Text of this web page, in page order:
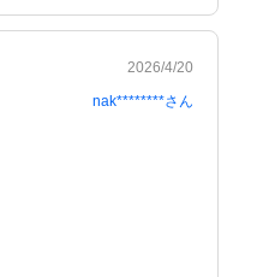
2026/4/20
nak********さん